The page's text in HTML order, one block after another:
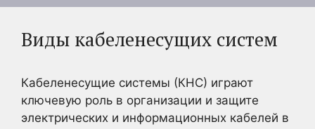
Виды кабеленесущих систем
Кабеленесущие системы (КНС) играют
ключевую роль в организации и защите
электрических и информационных кабелей в